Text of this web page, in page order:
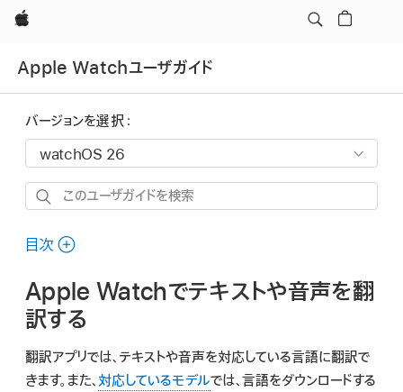
Apple
Apple Watchユーザガイド
バージョンを選択：
こ
ユ
ザ
ガ
イ
ド
を
目次
Apple Watchでテキストや音声を翻
訳する
翻訳アプリでは、テキストや音声を対応している言語に翻訳で
きます。また、 対応しているモデルでは、言語をダウンロードする